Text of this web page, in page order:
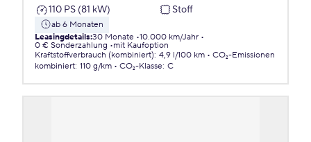
110 PS (81 kW)
Stoff
ab 6 Monaten
Leasingdetails:30 Monate 10.000 km/Jahr
0 € Sonderzahlung
mit Kaufoption
Kraftstoffverbrauch (kombiniert): 4,9 l/100 km
CO₂-Emissionen
kombiniert: 110 g/km CO₂-Klasse: C